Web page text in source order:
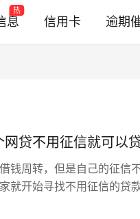
息
热
信用卡 逾期
网贷不用征信就可以
钱周转，但是自己的征信
就开始寻找不用征信的贷